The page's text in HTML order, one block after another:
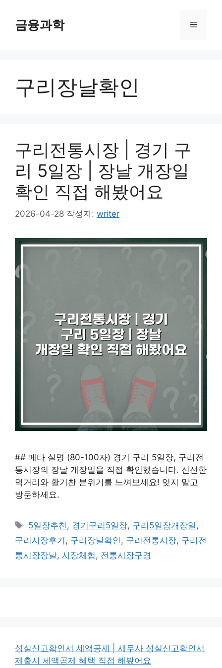
금융과학 메
구리장날확인
구리전통시장 | 경기 구
리 5일장 | 장날 개장일
확인 직접 해봤어요
2026-04-28 작성자: writer
## 메타 설명 (80-100자) 경기 구리 5일장, 구리전
통시장의 장날 개장일을 직접 확인했습니다. 신선한
먹거리와 활기찬 분위기를 느껴보세요! 잊지 말고
방문하세요.
태
그
5일장추천 , 경기구리5일장, 구리5일장개장일 ,
구리시장후기 , 구리장날확인 , 구리전통시장, 구리전
통시장장날, 시장체험 , 전통시장구경
성실신고확인서 세액공제 | 세무사 성실신고확인서
제출시 세액공제 혜택 직접 해봤어요